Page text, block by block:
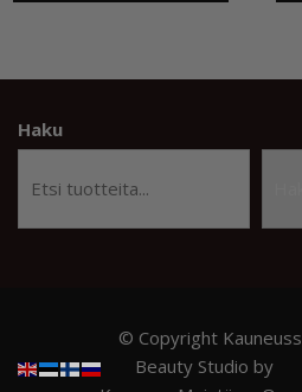
Haku
© Copyright
Beauty Studio by